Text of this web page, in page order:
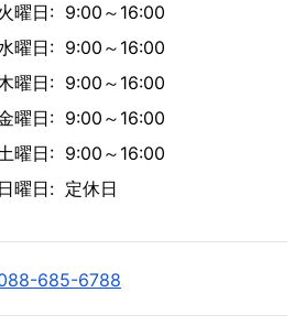
曜日: 9:00～16:00
曜日: 9:00～16:00
曜日: 9:00～16:00
曜日: 9:00～16:00
曜日: 9:00～16:00
日曜日: 定休日
685-6788